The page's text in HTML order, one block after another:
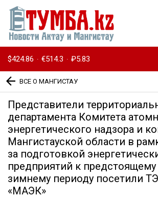
$424.86 · €514.3 · ₽5.83
ВСЕ О МАНГИСТАУ
Представители
департамента Комитета
энергетического надзора и
Мангистауской области в
за подготовкой
предприятий к
зимнему периоду посетили
«МАЭК»